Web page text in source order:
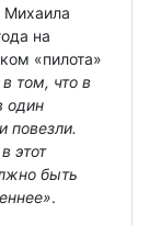
Михаила
на
«пилота»
том, что в
один
повезли.
этот
быть
.